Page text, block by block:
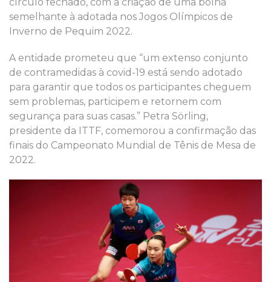
semelhante à adotada nos Jogos Olímpicos de
Inverno de Pequim 2022.
A entidade prometeu que “um extenso conjunto
de contramedidas à covid-19 está sendo adotado
para garantir que todos os participantes cheguem
sem problemas, participem e retornem com
segurança para suas casas.” Petra Sörling,
presidente da ITTF, comemorou a confirmação das
finais do Campeonato Mundial de Tênis de Mesa de
2022.